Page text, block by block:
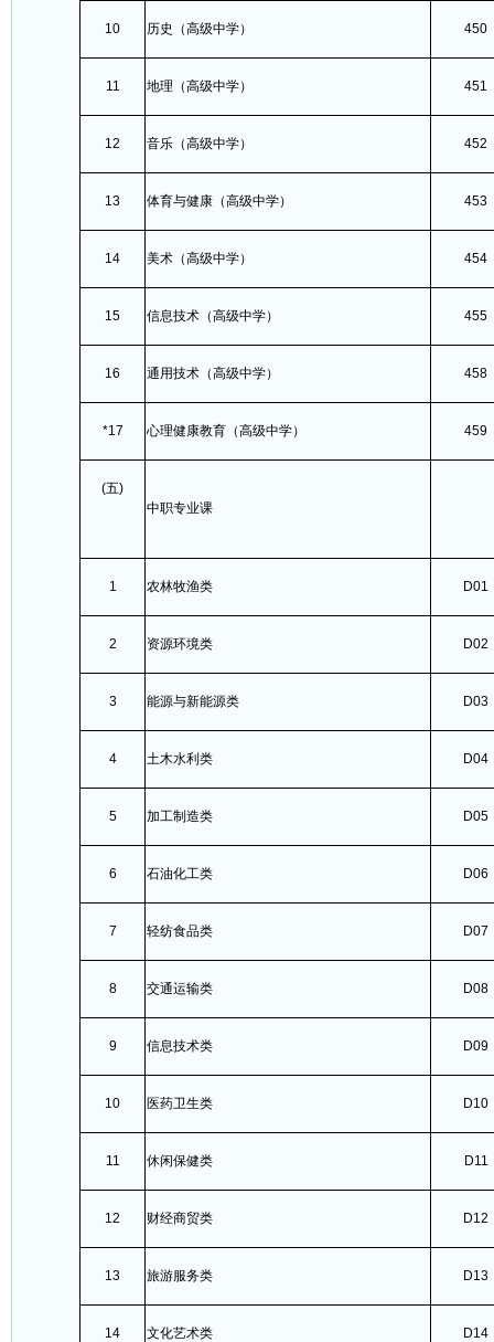
10 历史（高级中学） 450
11 地理（高级中学） 451
12 音乐（高级中学） 452
13 体育与健康（高级中学） 453
14 美术（高级中学） 454
15 信息技术（高级中学） 455
16 通用技术（高级中学） 458
*17 心理健康教育（高级中学） 459
(五)
中职专业课
1 农林牧渔类 D01
2 资源环境类 D02
3 能源与新能源类 D03
4 土木水利类 D04
5 加工制造类 D05
6 石油化工类 D06
7 轻纺食品类 D07
8 交通运输类 D08
9 信息技术类 D09
10 医药卫生类 D10
11 休闲保健类 D11
12 财经商贸类 D12
13 旅游服务类 D13
14 文化艺术类 D14